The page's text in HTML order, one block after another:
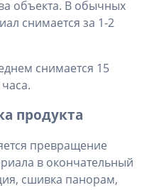
объекта. В обычных
снимается за 1-2
снимается 15
продукта
превращение
в окончательный
сшивка панорам,